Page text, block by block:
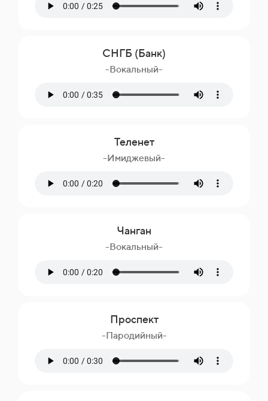
СНГБ (Банк)
-Вокальный-
Теленет
-Имиджевый-
Чанган
-Вокальный-
Проспект
-Пародийный-